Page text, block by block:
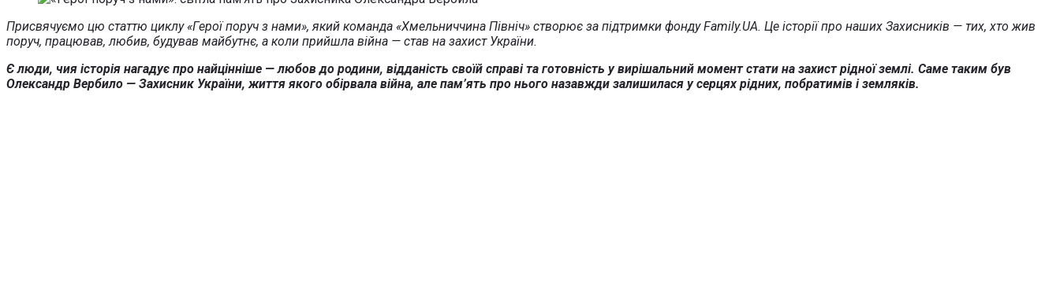
Присвячуємо цю статтю циклу «Герої поруч з нами», який команда «Хмельниччина Північ» створює за підтримки фонду Family.UA. Це історії про наших Захисників — тих, хто жив
поруч, працював, любив, будував майбутнє, а коли прийшла війна — став на захист України.
Є люди, чия історія нагадує про найцінніше — любов до родини, відданість своїй справі та готовність у вирішальний момент стати на захист рідної землі. Саме таким був
Олександр Вербило — Захисник України, життя якого обірвала війна, але пам’ять про нього назавжди залишилася у серцях рідних, побратимів і земляків.